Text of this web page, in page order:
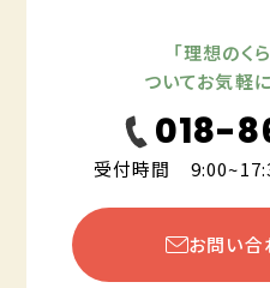
「理想のく
ついてお気軽
018-
受付時間
お問い合